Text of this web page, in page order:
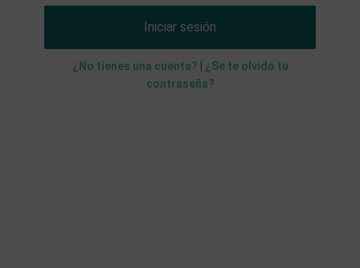
Iniciar sesión
¿No tienes una cuenta?
¿Se te olvidó tu
contraseña?